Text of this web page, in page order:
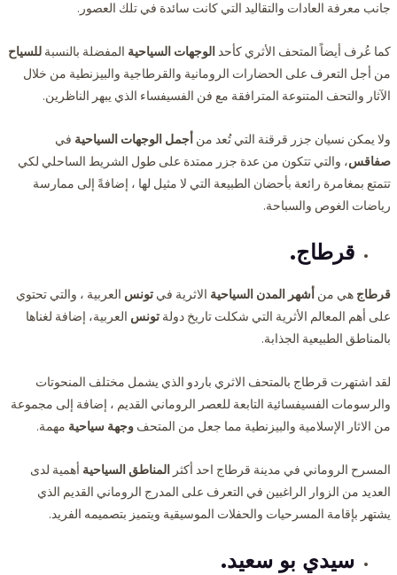
جانب معرفة العادات والتقاليد التي كانت سائدة في تلك العصور.
كما عُرف أيضاً المتحف الأثري كأحد الوجهات السياحية المفضلة بالنسبةللسياح
من أجل التعرف على الحضارات الرومانية والقرطاجية والبيزنطية من خلال
الآثار والتحف المتنوعة المترافقة مع فن الفسيفساء الذي يبهر الناظرين.
ولا يمكن نسيان جزر قرقنة التي تُعد من أجمل الوجهات السياحية في
صفاقس، والتي تتكون من عدة جزر ممتدة على طول الشريط الساحلي لكي
تتمتع بمغامرة رائعة بأحضان الطبيعة التي لا مثيل لها ، إضافةً إلى ممارسة
رياضات الغوص والسباحة.
قرطاج.
قرطاج هي من أشهر المدن السياحية الاثرية فيتونس العربية ، والتي تحتوي
على أهم المعالم الأثرية التي شكلت تاريخ دولةتونس العربية، إضافة لغناها
بالمناطق الطبيعية الجذابة.
لقد اشتهرت قرطاج بالمتحف الاثري باردو الذي يشمل مختلف المنحوتات
والرسومات الفسيفسائية التابعة للعصر الروماني القديم ، إضافة إلى مجموعة
من الاثار الإسلامية والبيزنطية مما جعل من المتحفوجهة سياحية مهمة.
المسرح الروماني في مدينة قرطاج احد أكثر المناطق السياحية أهمية لدى
العديد من الزوار الراغبين في التعرف على المدرج الروماني القديم الذي
يشتهر بإقامة المسرحيات والحفلات الموسيقية ويتميز بتصميمه الفريد.
سيدي بو سعيد.